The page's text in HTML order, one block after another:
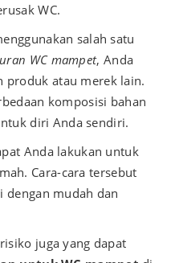
WC.
salah satu
WC mampet, Anda
produk atau merek lain.
komposisi bahan
diri Anda sendiri.
Anda lakukan untuk
Cara-cara tersebut
mudah dan
juga yang dapat